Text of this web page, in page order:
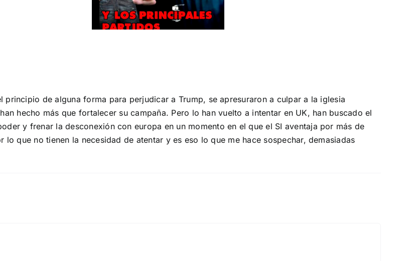
de alguna forma para perjudicar a Trump, se apresuraron a culpar a la iglesia
hecho más que fortalecer su campaña. Pero lo han vuelto a intentar en UK, han buscado el
y frenar la desconexión con europa en un momento en el que el SI aventaja por más de
que no tienen la necesidad de atentar y es eso lo que me hace sospechar, demasiadas